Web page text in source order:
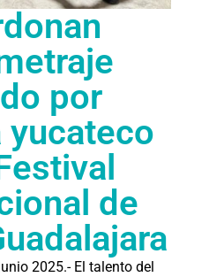
por
yucateco
de
2025.- El talento del